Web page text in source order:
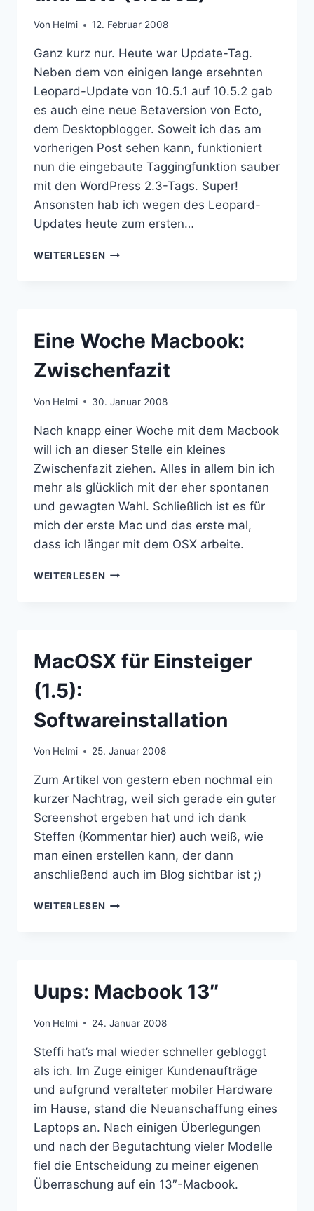
Von Helmi 12. Februar 2008
Ganz kurz nur. Heute war Update-Tag.
Neben dem von einigen lange ersehnten
Leopard-Update von 10.5.1 auf 10.5.2 gab
es auch eine neue Betaversion von Ecto,
dem Desktopblogger. Soweit ich das am
vorherigen Post sehen kann, funktioniert
nun die eingebaute Taggingfunktion sauber
mit den WordPress 2.3-Tags. Super!
Ansonsten hab ich wegen des Leopard-
Updates heute zum ersten…
WEITERLESEN UPDATEDAY:
Eine Woche Macbook:
Zwischenfazit
Von Helmi 30. Januar 2008
Nach knapp einer Woche mit dem Macbook
will ich an dieser Stelle ein kleines
Zwischenfazit ziehen. Alles in allem bin ich
mehr als glücklich mit der eher spontanen
und gewagten Wahl. Schließlich ist es für
mich der erste Mac und das erste mal,
dass ich länger mit dem OSX arbeite.
WEITERLESEN EINE
MacOSX für Einsteiger
(1.5):
Softwareinstallation
Von Helmi 25. Januar 2008
Zum Artikel von gestern eben nochmal ein
kurzer Nachtrag, weil sich gerade ein guter
Screenshot ergeben hat und ich dank
Steffen (Kommentar hier) auch weiß, wie
man einen erstellen kann, der dann
anschließend auch im Blog sichtbar ist ;)
WEITERLESEN MACOSX
Uups: Macbook 13″
Von Helmi 24. Januar 2008
Steffi hat’s mal wieder schneller gebloggt
als ich. Im Zuge einiger Kundenaufträge
und aufgrund veralteter mobiler Hardware
im Hause, stand die Neuanschaffung eines
Laptops an. Nach einigen Überlegungen
und nach der Begutachtung vieler Modelle
fiel die Entscheidung zu meiner eigenen
Überraschung auf ein 13″-Macbook.